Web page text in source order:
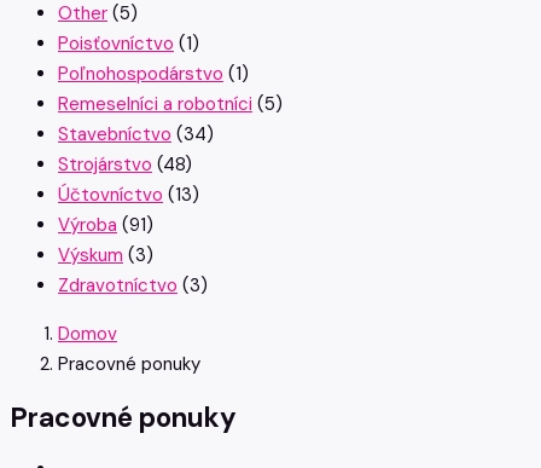
Other (5)
Poisťovníctvo (1)
Poľnohospodárstvo (1)
Remeselníci a robotníci (5)
Stavebníctvo (34)
Strojárstvo (48)
Účtovníctvo (13)
Výroba (91)
Výskum (3)
Zdravotníctvo (3)
Domov
Pracovné ponuky
Pracovné ponuky